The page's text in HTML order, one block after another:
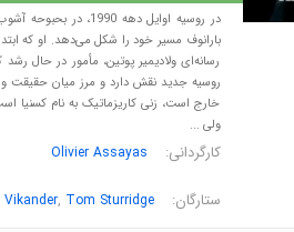
در روسیه اوایل دهه
بارانوف مسیر خود را شکل می‌دهد. او که
رسانه‌ای ولادیمیر پوتین، مأمور در حال
روسیه جدید نقش دارد و مرز میان حقیقت و
خارج است، زنی کاریزماتیک به نام کسنیا
ولی ...
کارگردانی: Olivier Assayas
ستارگان: , Tom Sturridge